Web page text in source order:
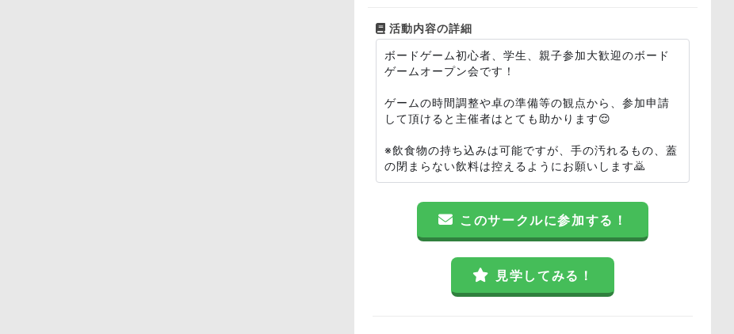
活動内容の詳細
ボードゲーム初心者、学生、親子参加大歓迎のボード
ゲームオープン会です！
ゲームの時間調整や卓の準備等の観点から、参加申請
して頂けると主催者はとても助かります😌
※飲食物の持ち込みは可能ですが、手の汚れるもの、蓋
の閉まらない飲料は控えるようにお願いします🙇
このサークルに参加する！
見学してみる！